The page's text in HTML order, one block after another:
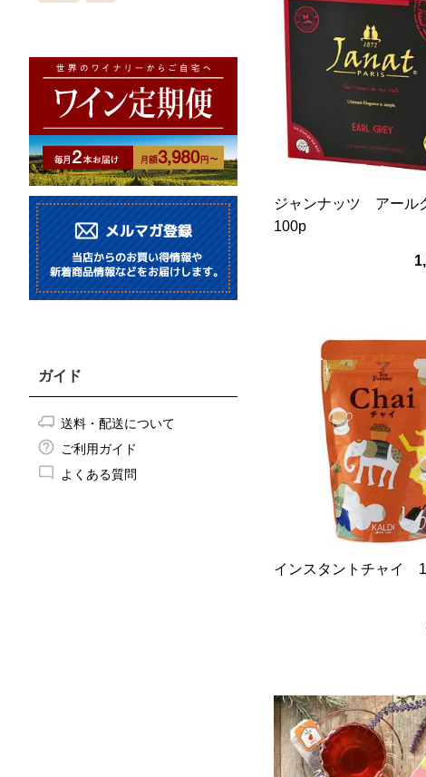
ジャンナッツ アール
100p
インスタントチャイ
ガイド
送料・配送について
ご利用ガイド
よくある質問